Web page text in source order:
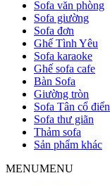
Sofa văn phòng
Sofa giường
Sofa đơn
Ghế Tình Yêu
Sofa karaoke
Ghế sofa cafe
Bàn Sofa
Giường tròn
Sofa Tân cổ điển
Sofa thư giãn
Thảm sofa
Sản phẩm khác
MENUMENU